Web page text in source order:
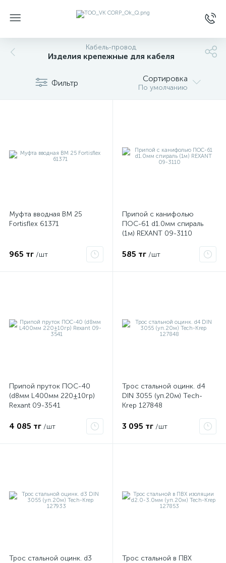
Кабель-провод
Изделия крепежные для кабеля
Фильтр Сортировка
По умолчанию
Муфта вводная ВМ 25
Fortisflex 61371
965 тг /шт
Припой с канифолью
ПОС-61 d1.0мм спираль
(1м) REXANT 09-3110
585 тг /шт
Припой пруток ПОС-40
(d8мм L400мм 220±10гр)
Rexant 09-3541
4 085 тг /шт
Трос стальной оцинк. d4
DIN 3055 (уп.20м) Tech-
Krep 127848
3 095 тг /шт
Трос стальной оцинк. d3
Трос стальной в ПВХ